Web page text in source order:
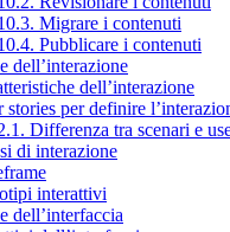
Migrare i contenuti
Pubblicare i contenuti
dell’interazione
dell’interazione
stories per definire
Differenza tra scenari e
di interazione
interattivi
dell’interfaccia